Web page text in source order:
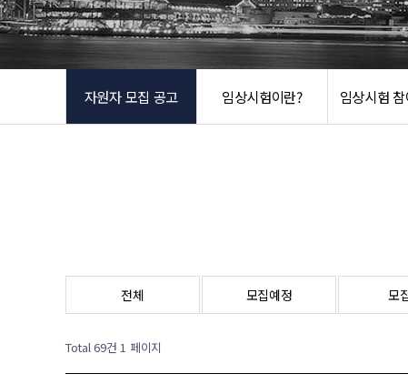
시설
자원자 모집 공고 임상시험이란? 임상시험
전체 모집예정 모
Total 69건 1 페이지